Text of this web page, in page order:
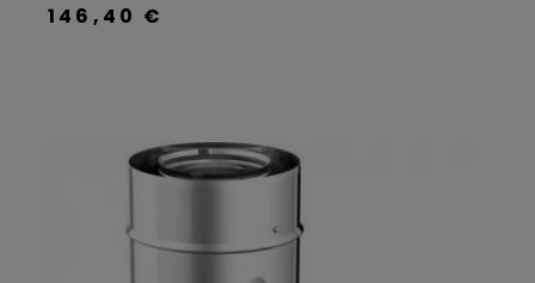
146,40 €